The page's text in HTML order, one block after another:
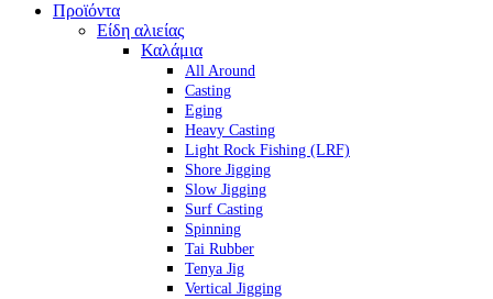
Προϊόντα
Είδη αλιείας
Καλάμια
All Around
Casting
Eging
Heavy Casting
Light Rock Fishing (LRF)
Shore Jigging
Slow Jigging
Surf Casting
Spinning
Tai Rubber
Tenya Jig
Vertical Jigging